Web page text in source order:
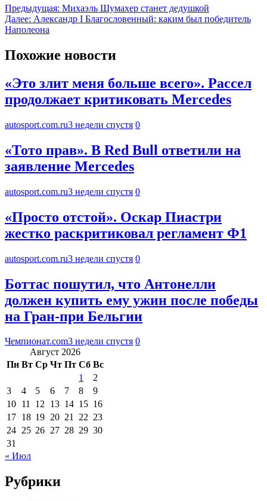
Предыдущая: Михаэль Шумахер станет дедушкой
Далее: Александр I Благословенный: каким был победитель
Наполеона
Похожие новости
«Это злит меня больше всего». Рассел
продолжает критиковать Mercedes
autosport.com.ru3 недели спустя 0
«Тото прав». В Red Bull ответили на
заявление Mercedes
autosport.com.ru3 недели спустя 0
«Просто отстой». Оскар Пиастри
жестко раскритиковал регламент Ф1
autosport.com.ru3 недели спустя 0
Боттас пошутил, что Антонелли
должен купить ему ужин после победы
на Гран-при Бельгии
Чемпионат.com3 недели спустя 0
Август 2026
Пн Вт Ср Чт Пт Сб Вс
1
2
3
4 5 6 7 8
9
10 11 12 13 14 15 16
17 18 19 20 21 22 23
24 25 26 27 28 29 30
31
« Июл
Рубрики